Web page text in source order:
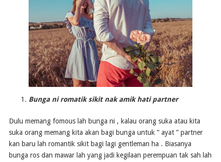
Bunga ni romatik sikit nak amik hati partner
Dulu memang fomous lah bunga ni , kalau orang suka atau kita
suka orang memang kita akan bagi bunga untuk ” ayat ” partner
kan baru lah romantik sikit bagi lagi gentleman ha . Biasanya
bunga ros dan mawar lah yang jadi kegilaan perempuan tak sah lah